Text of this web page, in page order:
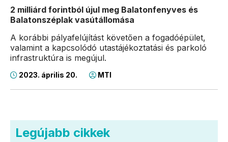
2 milliárd forintból újul meg Balatonfenyves és
Balatonszéplak vasútállomása
A korábbi pályafelújítást követően a fogadóépület,
valamint a kapcsolódó utastájékoztatási és parkoló
infrastruktúra is megújul.
2023. április 20. MTI
Legújabb cikkek